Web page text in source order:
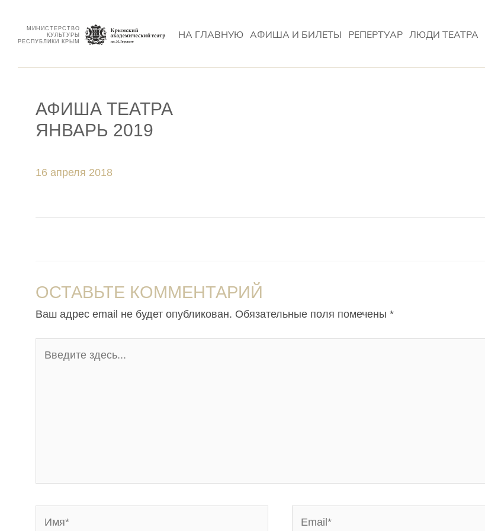
МИНИСТЕРСТВО
КУЛЬТУРЫ
РЕСПУБЛИКИ КРЫМ
НА ГЛАВНУЮ АФИША И БИЛЕТЫ РЕПЕРТУАР ЛЮДИ ТЕАТРА
АФИША ТЕАТРА
ЯНВАРЬ 2019
16 апреля 2018
ОСТАВЬТЕ КОММЕНТАРИЙ
Ваш адрес email не будет опубликован. Обязательные поля помечены *